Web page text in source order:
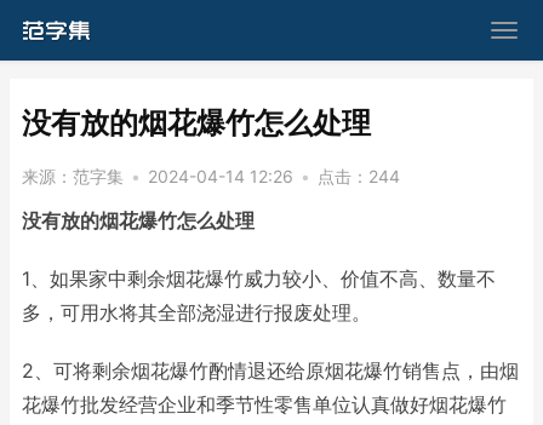
​没有放的烟花爆竹怎么处理
来源： 范字集 • 2024-04-14 12:26 • 点击： 244
没有放的烟花爆竹怎么处理
1、如果家中剩余烟花爆竹威力较小、价值不高、数量不
多，可用水将其全部浇湿进行报废处理。
2、可将剩余烟花爆竹酌情退还给原烟花爆竹销售点，由烟
花爆竹批发经营企业和季节性零售单位认真做好烟花爆竹